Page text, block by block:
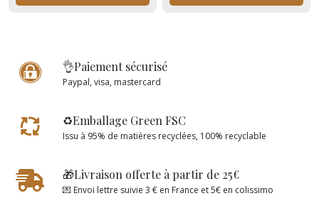
👌Paiement sécurisé
Paypal, visa, mastercard
♻️Emballage Green FSC
Issu à 95% de matières recyclées, 100% recyclable
🎁Livraison offerte à partir de 25€
💌 Envoi lettre suivie 3 € en France et 5€ en colissimo